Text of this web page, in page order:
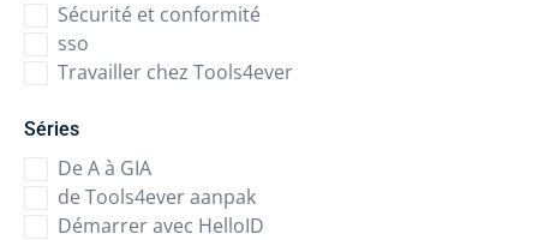
Sécurité et conformité
sso
Travailler chez Tools4ever
Séries
De A à GIA
de Tools4ever aanpak
Démarrer avec HelloID